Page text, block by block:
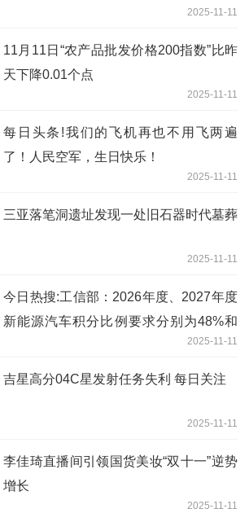
2025-11-11
11月11日“农产品批发价格200指数”比昨
天下降0.01个点
2025-11-11
每日头条!我们的飞机再也不用飞两遍
了！人民空军，生日快乐！
2025-11-11
三亚落笔洞遗址发现一处旧石器时代墓葬
2025-11-11
今日热搜:工信部：2026年度、2027年度
新能源汽车积分比例要求分别为48%和
2025-11-11
吉星高分04C星发射任务失利 每日关注
2025-11-11
李佳琦直播间引领国货美妆“双十一”逆势
增长
2025-11-11